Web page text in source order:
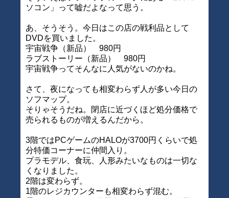
ソコン」って嘘だよなって思う。
あ、そうそう。今日はこの店の戦利品として
DVDを買いました。
宇宙戦争（新品） 980円
ラブストーリー（新品） 980円
宇宙戦争ってそんなに人気がないのかね。
さて、夜になっても相変わらず人が多い今日の
ソフマップ。
そりゃそうだね。閉店に近づくほど処分価格で
売られるものが増えるんだから。
3階ではPCゲームのHALOが3700円くらいで処
分特価コーナーに仲間入り。
プラモデル、食玩、人形みたいなものは一切な
くなりました。
2階は変わらず。
1階のレジカウンターも相変わらず混む。